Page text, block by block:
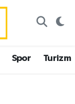
Spor Turizm